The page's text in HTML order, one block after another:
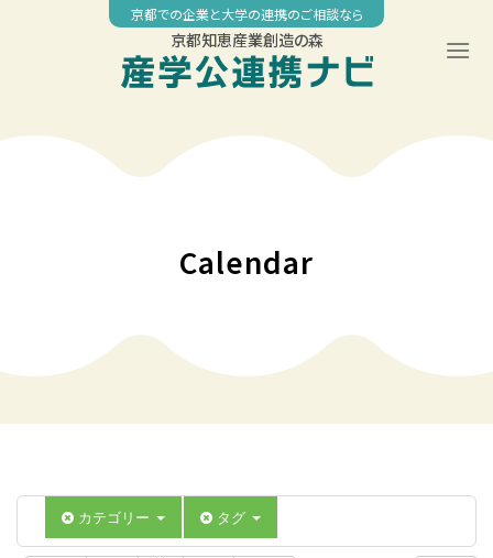
京都での企業と大学の連携のご相談なら
京都知恵産業創造の森
Calendar
カテゴリー タグ